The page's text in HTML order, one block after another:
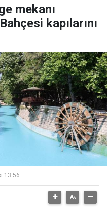
mekanı
kapılarını
13:56